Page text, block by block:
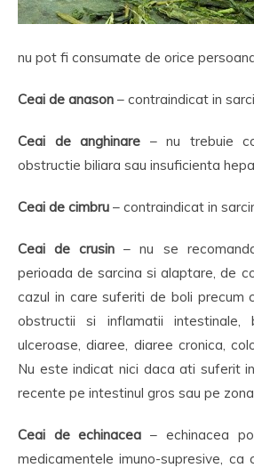
nu pot fi consumate de orice
Ceai de anason – contraindicat in
Ceai de anghinare – nu trebuie
obstructie biliara sau insuficienta
Ceai de cimbru – contraindicat in
Ceai de crusin – nu se
perioada de sarcina si alaptare, de
cazul in care suferiti de boli precum
obstructii si inflamatii intestinale,
ulceroase, diaree, diaree cronica,
Nu este indicat nici daca ati suferit
recente pe intestinul gros sau pe
Ceai de echinacea– echinacea
medicamentele imuno-supresive, ca